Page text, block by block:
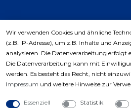
Wir verwenden Cookies und ähnliche
(z.B. IP-Adresse), um z.B. Inhalte und
analysieren. Die Datenverarbeitung erfolgt
Die Datenverarbeitung kann mit
werden. Es besteht das Recht, nicht
Impressum und weitere Hinweise zur
Essenziell Statistik